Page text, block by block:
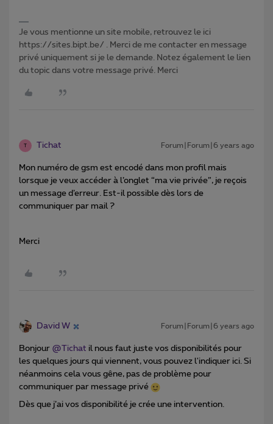
Je vous mentionne un site mobile, retrouvez le ici
https://sites.bipt.be/ . Merci de me contacter en message
privé uniquement si je le demande. Notez également le lien
du topic dans votre message privé. Merci
T Tichat Forum|Forum|6 years ago
Mon numéro de gsm est encodé dans mon profil mais
lorsque je veux accéder à l’onglet “ma vie privée”, je reçois
un message d’erreur. Est-il possible dès lors de
communiquer par mail ?
Merci
David W Forum|Forum|6 years ago
Bonjour @Tichat il nous faut juste vos disponibilités pour
les quelques jours qui viennent, vous pouvez l'indiquer ici. Si
néanmoins cela vous gêne, pas de problème pour
communiquer par message privé
Dès que j’ai vos disponibilité je crée une intervention.